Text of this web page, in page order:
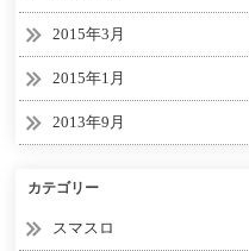
2015年3月
2015年1月
2013年9月
カテゴリー
スマスロ